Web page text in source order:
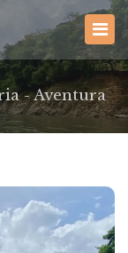
- Aventura